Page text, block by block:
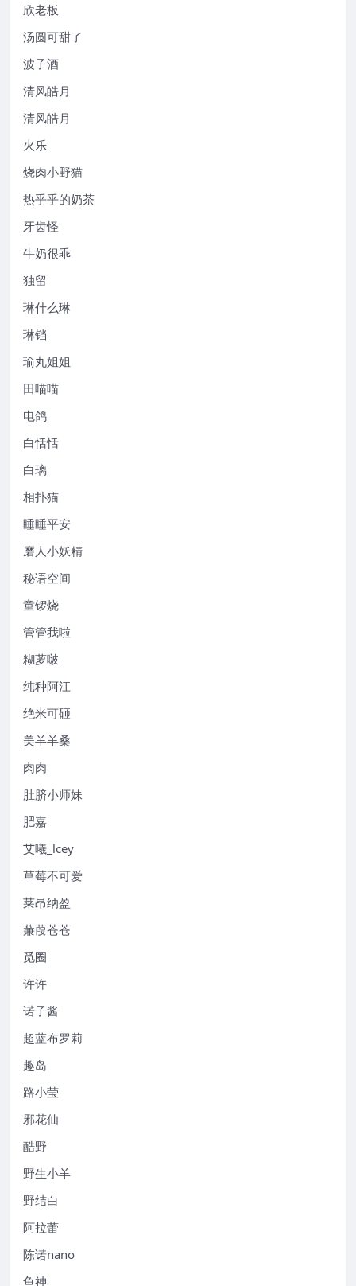
欣老板
汤圆可甜了
波子酒
清风皓月
清风皓月
火乐
烧肉小野猫
热乎乎的奶茶
牙齿怪
牛奶很乖
独留
琳什么琳
琳铛
瑜丸姐姐
田喵喵
电鸽
白恬恬
白璃
相扑猫
睡睡平安
磨人小妖精
秘语空间
童锣烧
管管我啦
糊萝啵
纯种阿江
绝米可砸
美羊羊桑
肉肉
肚脐小师妹
肥嘉
艾曦_lcey
草莓不可爱
莱昂纳盈
蒹葭苍苍
觅圈
许许
诺子酱
超蓝布罗莉
趣岛
路小莹
邪花仙
酷野
野生小羊
野结白
阿拉蕾
陈诺nano
鱼神